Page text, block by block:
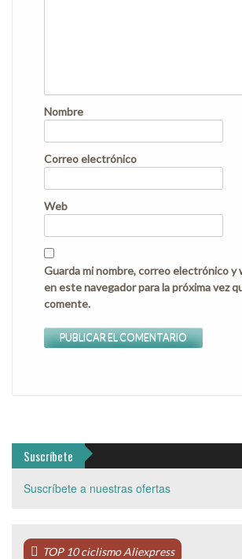
Nombre
Correo electrónico
Web
Guarda mi nombre, correo electrónico y
en este navegador para la próxima vez
comente.
Suscríbete
Suscríbete a nuestras ofertas
TOP 10 ciclismo Aliexpress